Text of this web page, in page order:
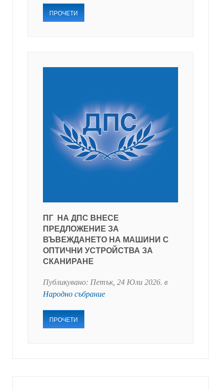
ПРОЧЕТИ
ПГ НА ДПС ВНЕСЕ
ПРЕДЛОЖЕНИЕ ЗА
ВЪВЕЖДАНЕТО НА МАШИНИ С
ОПТИЧНИ УСТРОЙСТВА ЗА
СКАНИРАНЕ
Публикувано: Петък, 24 Юли 2026. в
Народно събрание
ПРОЧЕТИ